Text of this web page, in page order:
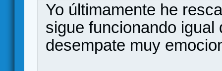
Yo últimamente he
sigue funcionando
desempate muy